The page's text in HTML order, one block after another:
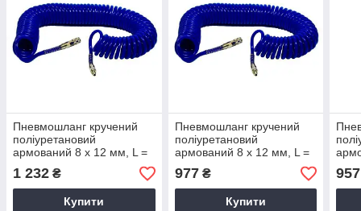
Пневмошланг кручений
поліуретановий
армований 8 х 12 мм, L =
10 м (Sumake
UBCS801210MBU B)
1 232 ₴
Купити
Пневмошланг кручений
поліуретановий
армований 8 х 12 мм, L =
12 м (Sumake
UBCS8012120MBU B)
977₴
Купити
6 м
957